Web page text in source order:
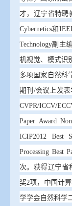
才，辽宁省特聘
Cybernetics和
Technology副主
机视觉、模式识
多项国家自然科
期刊/会议上发
CVPR/ICCV/
Paper Award
ICIP2012 Best
Processing Best
次。获得辽宁省
奖2项，中国计
学学会自然科学